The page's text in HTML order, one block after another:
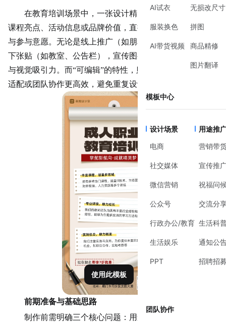
AI试衣
服装换色
AI带货视频
无损改尺寸
拼图
商品精修
图片翻译
模板中心
设计场景
电商
社交媒体
微信营销
公众号
行政办公/教育
生活娱乐
PPT
用途推
营销带
宣传推
祝福问
交流分
生活科
通知公
招聘招
团队协作
在教育培训场景中，一张设计精良的宣传图能快速传递
课程亮点 、活动信息或品牌价值，直接影响受众的第一印象
与参与意愿。无论是线上推广（如朋友圈、公众号）还是线
下张贴（如教室、公告栏），宣传图都需要兼顾信息清晰度
与视觉吸引力。而“可编辑”的特性，则让内容更新、多版本
适配或团队协作更高效，避免重复设计。
使用此模板
前期准备与基础思路
制作前需明确三个核心问题：用途（课程推广/活动通